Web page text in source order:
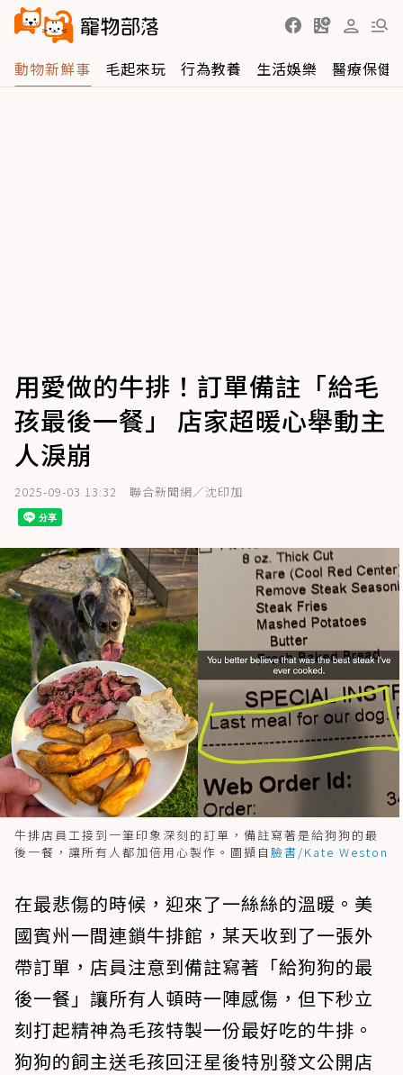
動物新鮮事 毛起來玩 行為教養 生活娛樂 醫療保健
用愛做的牛排！訂單備註「給毛
孩最後一餐」 店家超暖心舉動主
人淚崩
2025-09-03 13:32 聯合新聞網／沈印加
牛排店員工接到一筆印象深刻的訂單，備註寫著是給狗狗的最
後一餐，讓所有人都加倍用心製作。圖擷自 臉書/Kate Weston
在最悲傷的時候，迎來了一絲絲的溫暖。美
國賓州一間連鎖牛排館，某天收到了一張外
帶訂單，店員注意到備註寫著「給狗狗的最
後一餐」讓所有人頓時一陣感傷，但下秒立
刻打起精神為毛孩特製一份最好吃的牛排。
狗狗的飼主送毛孩回汪星後特別發文公開店